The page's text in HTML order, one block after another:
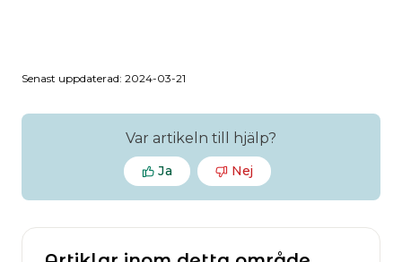
Senast uppdaterad: 2024-03-21
Var artikeln till hjälp?
Nej
Ja